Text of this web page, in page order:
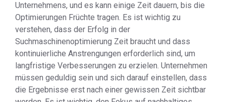
Unternehmens, und es kann einige Zeit dauern, bis die
Optimierungen Früchte tragen. Es ist wichtig zu
verstehen, dass der Erfolg in der
Suchmaschinenoptimierung Zeit braucht und dass
kontinuierliche Anstrengungen erforderlich sind, um
langfristige Verbesserungen zu erzielen. Unternehmen
müssen geduldig sein und sich darauf einstellen, dass
die Ergebnisse erst nach einer gewissen Zeit sichtbar